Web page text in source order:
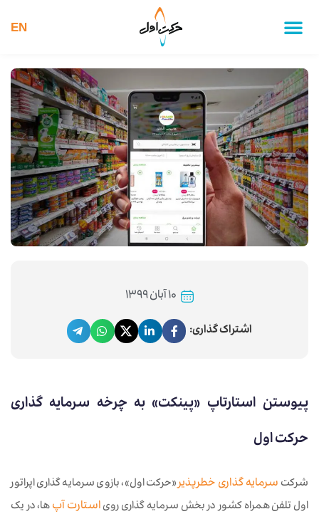
EN
۱۰ آبان ۱۳۹۹
اشتراک گذاری:
پیوستن استارتاپ «پینکت» به چرخه سرمایه گذاری
حرکت اول
شرکت سرمایه گذاری خطرپذیر«حرکت اول»، بازوی سرمایه گذاری اپراتور
اول تلفن همراه کشور در بخش سرمایه گذاری رویاستارت آپها، در یک